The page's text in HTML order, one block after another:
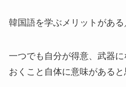
韓国語を学ぶメリットがある
一つでも自分が得意、武器
おくこと自体に意味があると